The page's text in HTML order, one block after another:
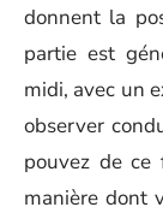
donnent la
partie est
midi, avec un
observer
pouvez de ce
manière dont